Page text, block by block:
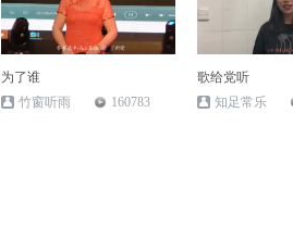
为了谁
竹窗听雨
160783
歌给党听
知足常乐